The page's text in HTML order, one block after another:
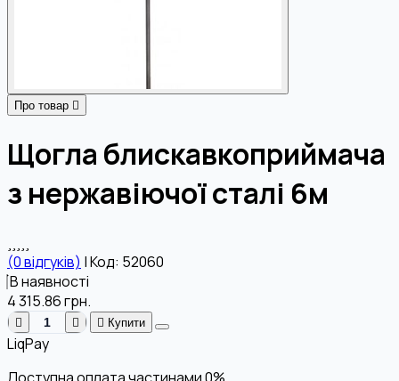
Про товар
Щогла блискавкоприймача
з нержавіючої сталі 6м
(0 відгуків) |Код: 52060
В наявності
4 315.86грн.
Купити
LiqPay